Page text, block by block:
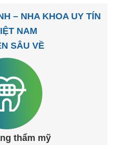
– NHA KHOA UY TÍN
NAM
SÂU VỀ
thẩm mỹ